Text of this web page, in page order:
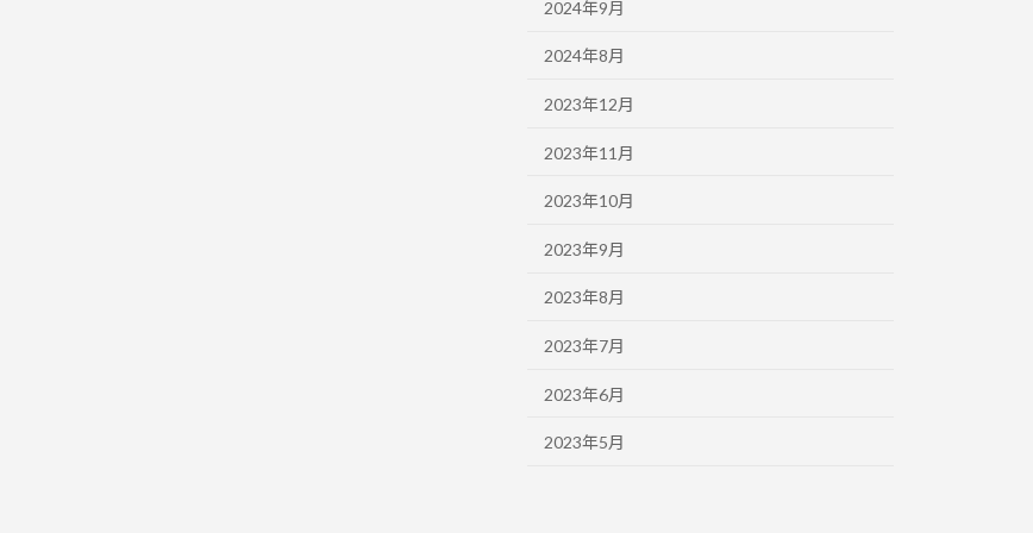
2024年9月
2024年8月
2023年12月
2023年11月
2023年10月
2023年9月
2023年8月
2023年7月
2023年6月
2023年5月